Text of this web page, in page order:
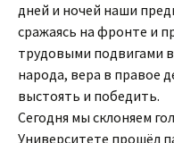
дней и ночей наши
сражаясь на фронте и
трудовыми подвигами
народа, вера в правое
выстоять и победить.
Сегодня мы склоняем
Университете прошёл